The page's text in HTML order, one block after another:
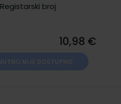
Registarski broj
10,98 €